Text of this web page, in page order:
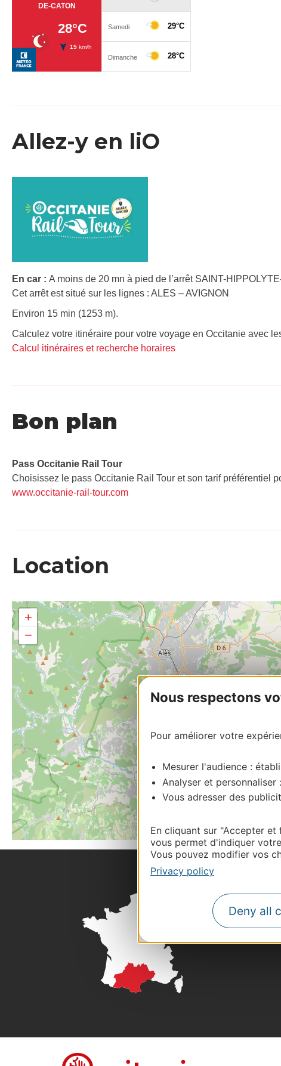
Nous respectons
Pour améliorer votre
Mesurer l'audience :
Analyser et
Vous adresser des
En cliquant sur "Accepter
vous permet d'indiquer
Vous pouvez modifier vos
Privacy policy
Deny all
Allez-y en liO
En car : A moins de 20 mn à pied de l’arrêt SAINT-
Cet arrêt est situé sur les lignes : ALES – AVIGNON
Environ 15 min (1253 m).
Calculez votre itinéraire pour votre voyage en Occitanie avec
Calcul itinéraires et recherche horaires
Bon plan
Pass Occitanie Rail Tour​
Choisissez le pass Occitanie Rail Tour et son tarif préférentiel
www.occitanie-rail-tour.com
Location
+
−